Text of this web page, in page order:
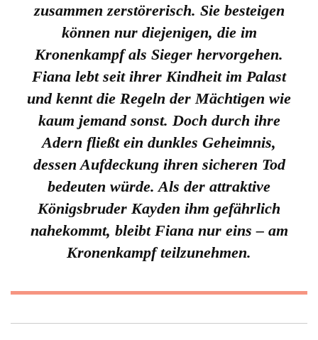
zusammen zerstörerisch. Sie besteigen
können nur diejenigen, die im
Kronenkampf als Sieger hervorgehen.
Fiana lebt seit ihrer Kindheit im Palast
und kennt die Regeln der Mächtigen wie
kaum jemand sonst. Doch durch ihre
Adern fließt ein dunkles Geheimnis,
dessen Aufdeckung ihren sicheren Tod
bedeuten würde. Als der attraktive
Königsbruder Kayden ihm gefährlich
nahekommt, bleibt Fiana nur eins – am
Kronenkampf teilzunehmen.